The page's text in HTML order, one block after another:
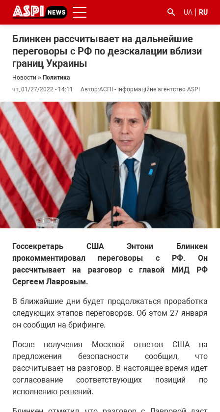
UA RU
Блинкен рассчитывает на дальнейшие
переговоры с РФ по деэскалации вблизи
границ Украины
Новости » Политика
чт, 01/27/2022 - 14:11
Автор:АСПІ - інформаційне агентство ASPI
Госсекретарь США Энтони Блинкен
прокомментировал переговоры с РФ. Он
рассчитывает на разговор с главой МИД РФ
Сергеем Лавровым.
В ближайшие дни будет продолжаться проработка
следующих этапов переговоров. Об этом 27 января
он сообщил на брифинге.
После получения Москвой ответов США на
предложения безопасности сообщил, что
рассчитывает на разговор. В настоящее время идет
согласование соответствующих позиций по
исполнению решений.
#ООС
#боротьба
з
корупцією
#Киев #коронавірус